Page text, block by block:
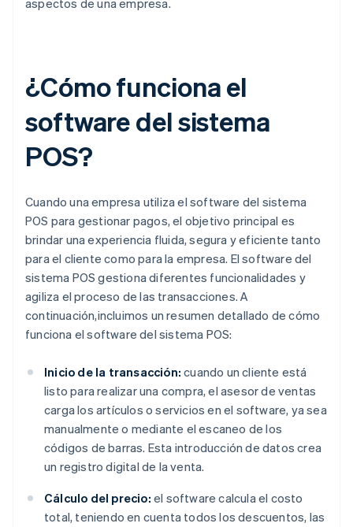
aspectos de una empresa.
¿Cómo funciona el
software del sistema
POS?
Cuando una empresa utiliza el software del sistema
POS para gestionar pagos, el objetivo principal es
brindar una experiencia fluida, segura y eficiente tanto
para el cliente como para la empresa. El software del
sistema POS gestiona diferentes funcionalidades y
agiliza el proceso de las transacciones. A
continuación,incluimos un resumen detallado de cómo
funciona el software del sistema POS:
Inicio de la transacción: cuando un cliente está
listo para realizar una compra, el asesor de ventas
carga los artículos o servicios en el software, ya sea
manualmente o mediante el escaneo de los
códigos de barras. Esta introducción de datos crea
un registro digital de la venta.
Cálculo del precio: el software calcula el costo
total, teniendo en cuenta todos los descuentos, las